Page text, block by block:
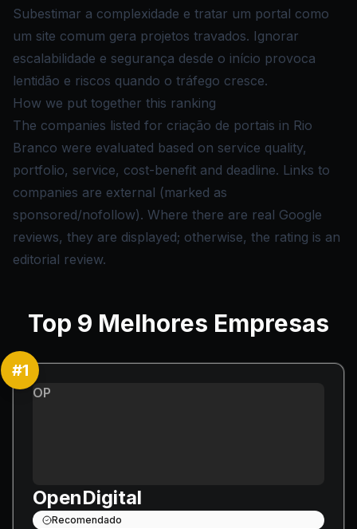
Subestimar a complexidade e tratar um portal como
um site comum gera projetos travados. Ignorar
escalabilidade e segurança desde o início provoca
lentidão e riscos quando o tráfego cresce.
How we put together this ranking
The companies listed for criação de portais in Rio
Branco were evaluated based on service quality,
portfolio, service, cost-benefit and deadline. Links to
companies are external (marked as
sponsored/nofollow). Where there are real Google
reviews, they are displayed; otherwise, the rating is an
editorial review.
Top 9 Melhores Empresas
#1
OP
OpenDigital
Recomendado